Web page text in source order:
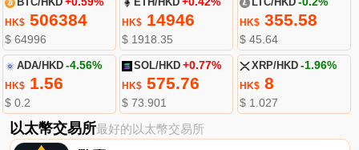
HK$506384
$ 64996
HK$ 14946
$ 1918.35
HK$355.58
$ 45.64
ADA/HKD -4.56%
HK$1.56
$ 0.2
SOL/HKD +0.77%
HK$ 575.76
$ 73.901
XRP/HKD -1.96%
HK$8
$ 1.027
以太幣交易所最好的以太幣交易所